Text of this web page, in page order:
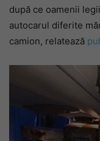
după ce oamenii
autocarul diferite
camion, relatează